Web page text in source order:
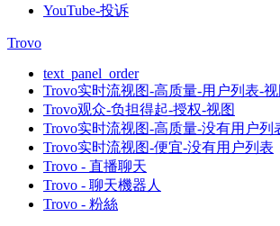
YouTube-投诉
Trovo
text_panel_order
Trovo实时流视图-高质量-用户列表-视
Trovo观众-负担得起-授权-视图
Trovo实时流视图-高质量-没有用户列
Trovo实时流视图-便宜-没有用户列表
Trovo - 直播聊天
Trovo - 聊天機器人
Trovo - 粉絲